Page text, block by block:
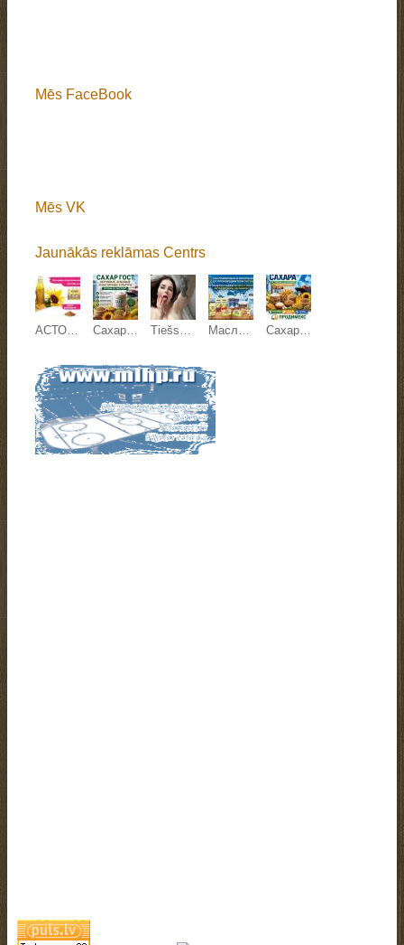
Mēs FaceBook
Mēs VK
Jaunākās reklāmas Centrs
АСТОН - Оптовые продажи подсолнечного масла от завода. Экспорт Сахар ГОСТ, зерновые, бобовые и масличные культуры оптом Tiešsaistes sekss Масложировая и молочная продукция СолПро - экспортные поставки Сахар, зерновые и зернобобовые, масличные культуры, корма